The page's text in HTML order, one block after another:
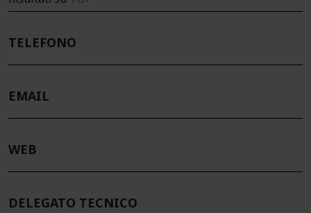
TELEFONO
EMAIL
WEB
DELEGATO TECNICO